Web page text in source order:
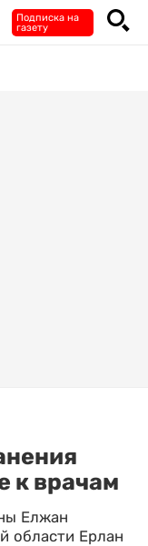
Подписка на
газету
к врачам
Елжан
области Ерлан